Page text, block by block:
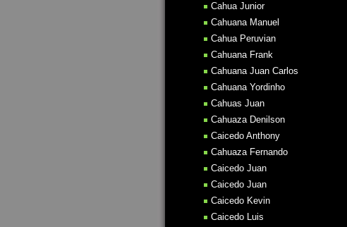
Cahua Junior
Cahuana Manuel
Cahua Peruvian
Cahuana Frank
Cahuana Juan Carlos
Cahuana Yordinho
Cahuas Juan
Cahuaza Denilson
Caicedo Anthony
Cahuaza Fernando
Caicedo Juan
Caicedo Juan
Caicedo Kevin
Caicedo Luis